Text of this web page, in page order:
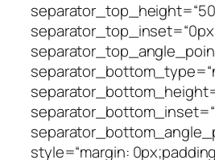
style=“margin: